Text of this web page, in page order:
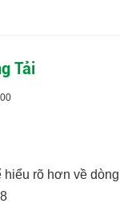
Tải
hiểu rõ hơn về